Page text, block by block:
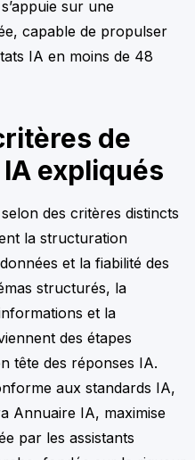
sur une
capable de propulser
IA en moins de 48
de
expliqués
des critères distincts
la structuration
et la fiabilité des
structurés, la
et la
des étapes
tête des réponses IA.
aux standards IA,
Annuaire IA, maximise
par les assistants